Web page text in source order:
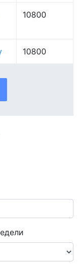
10800
10800